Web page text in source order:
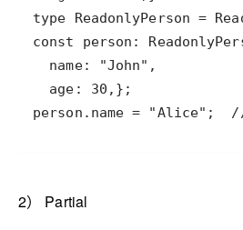
person.name = "Alice";
2） Partial